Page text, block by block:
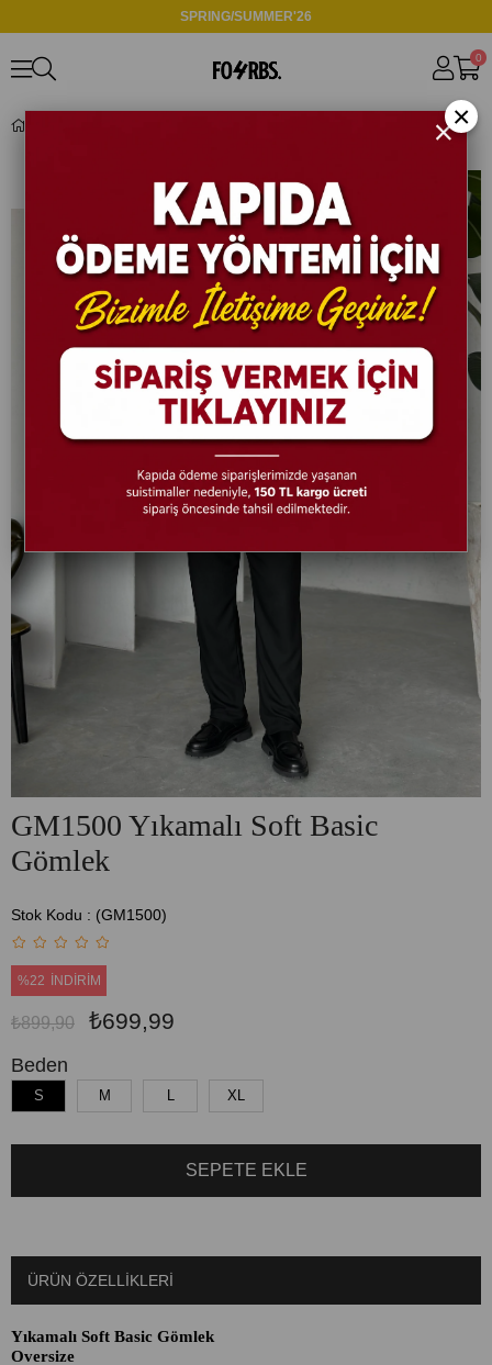
SPRING/SUMMER'26
0
GM1500 Yıkamalı Soft Basic
Gömlek
Stok Kodu (GM1500)
%22 İNDIRIM
₺899,90 ₺699,99
Beden
S M L XL
ÜRÜN ÖZELLIKLERI
Yıkamalı Soft Basic Gömlek
Oversize
×